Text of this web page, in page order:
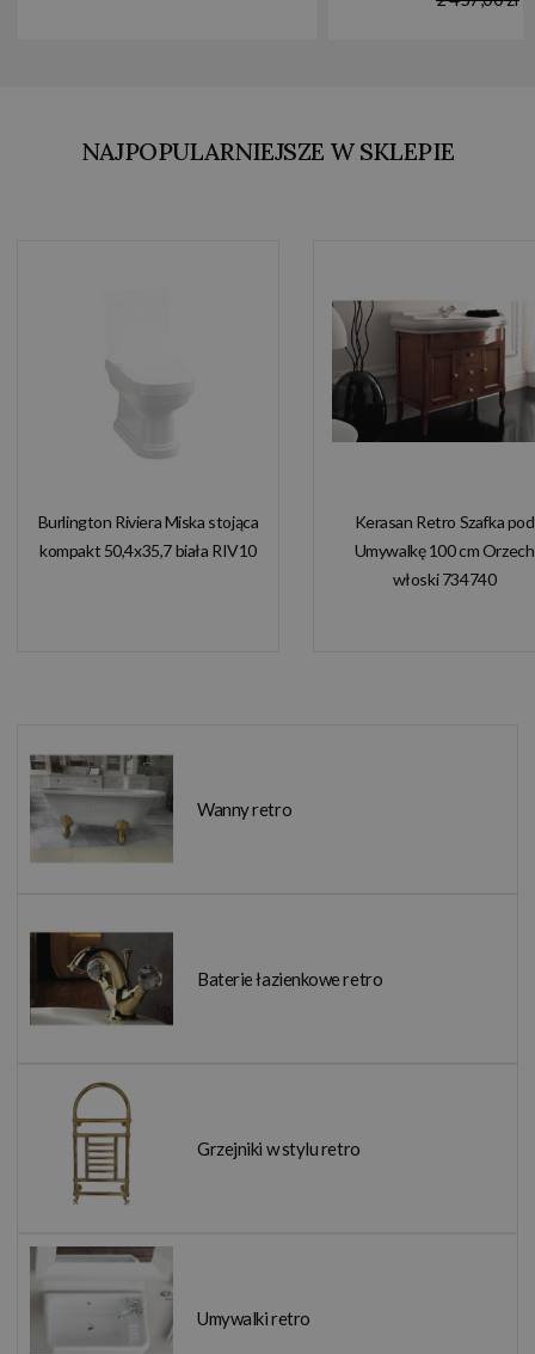
NAJPOPULARNIEJSZE W SKLEPIE
Burlington Riviera Miska stojąca
kompakt 50,4x35,7 biała RIV10
Kerasan Retro Szafka pod
Umywalkę 100 cm Orzech
włoski 734740
Wanny retro
Baterie łazienkowe retro
Grzejniki w stylu retro
Umywalki retro